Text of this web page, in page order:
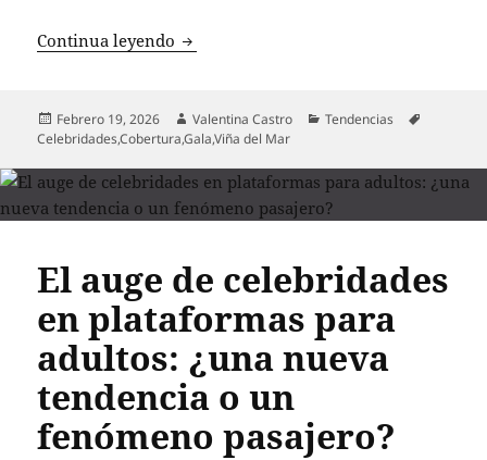
Continua leyendo Todo listo para la Gala del Festival de
Publicado
el
Febrero 19, 2026 Autor
Valentina Castro Categorías
Tendencias
Celebridades,Cobertura,Gala,Viña del Mar
El auge de celebridades
en plataformas para
adultos: ¿una nueva
tendencia o un
fenómeno pasajero?